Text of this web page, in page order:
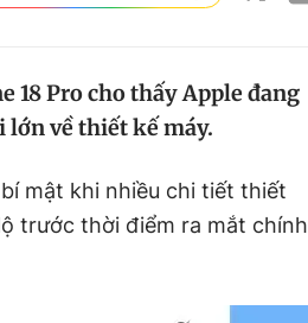
Pro cho thấy Apple đang
lớn về thiết kế máy.
mật khi nhiều chi tiết thiết
trước thời điểm ra mắt chính